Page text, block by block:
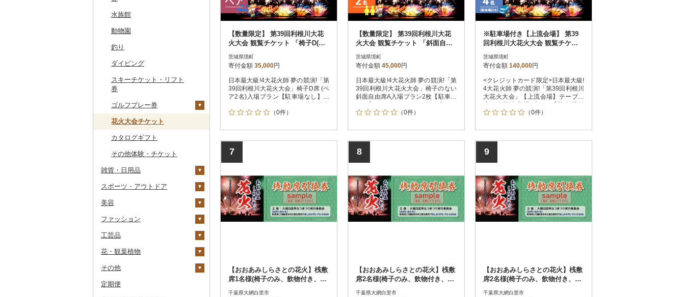
その他牛肉（精肉）
ほっけ
その他鮮魚
その他缶詰・瓶詰
その他加工品
こしょう
その他調味料
水族館
動物園
釣り
ダイビング
スキーチケット・リフト
券
ゴルフプレー券
GDOふるさとゴルフ
プレークーポン
券
花火大会チケット
カタログギフト
その他体験・チケット
雑貨・日用品
家具・インテリア
机・テーブル
その他家具・インテリ
寝具
布団
毛布
タオルケット
タオル
その他タオル
文房具・印鑑
ボールペン
ノート・ファイル
食器
グラス・カップ
キッチン用品
日用品
スポーツ・アウトドア
ゴルフ
ゴルフボール
ゴルフウェア
その他ゴルフ
釣り
サイクリング
アウトドア・キャンプ
その他スポーツ
美容
スキンケア
洗顔
その他スキンケア
シャンプー・リンス
石鹸・ボディーソープ
入浴剤
アロマ
ファッション
鞄・バッグ
トートバッグ・ショル
ツケース
洋服
女性・レディース
和服
靴・履物
工芸品
織物
本場奄美大島紬
陶器・漆器
その他装飾品・工芸品
花・観葉植物
観葉植物・苗木
花
その他
地域サービス
定期便
【数量限定】 第39回利根川大花
火大会 観覧チケット 「椅子D(ペ
茨城県境町
寄付金額 35,000円
日本最大級!4大花火師 夢の競演!「第
39回利根川大花火大会」椅子D席 (ペ
ア2名)入場プラン【駐車場なし】に
を、特別な時間と空間で!境町夏の一
年も開催します。さかいリバーサイ
（0件）
【数量限定】 第39回利根川大花
火大会 観覧チケット 「斜面自由
茨城県境町
寄付金額 45,000円
日本最大級!4大花火師 夢の競演!「第
39回利根川大花火大会」椅子のない
斜面自由席A入場プラン2枚【駐車場
花火大会を、特別な時間と空間で!境
会が2026年も開催します。さかいリ
す。
（0件）
※駐車場付き【上流会場】 第39
回利根川大花火大会 観覧チケッ
茨城県境町
寄付金額 140,000円
<クレジットカード限定>日本最大級!
4大花火師 夢の競演!「第39回利根川
大花火大会」【上流会場】テーブル
き】になります。目の前に広がる花
（0件）
7
【おおあみしらさとの花火】桟敷
席1名様(椅子のみ、飲物付き、駐
千葉県大網白里市
8
【おおあみしらさとの花火】桟敷
席2名様(椅子のみ、飲物付き、駐
千葉県大網白里市
9
【おおあみしらさとの花火】桟敷
席2名様(椅子のみ、飲物付き、駐
千葉県大網白里市